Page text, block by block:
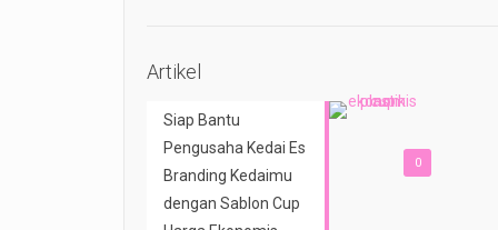
Artikel
0
Siap Bantu
Pengusaha Kedai Es
Branding Kedaimu
dengan Sablon Cup